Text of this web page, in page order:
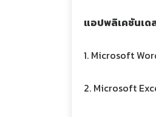
แอปพลิเคชันเ
1. Microsoft
2. Microsoft